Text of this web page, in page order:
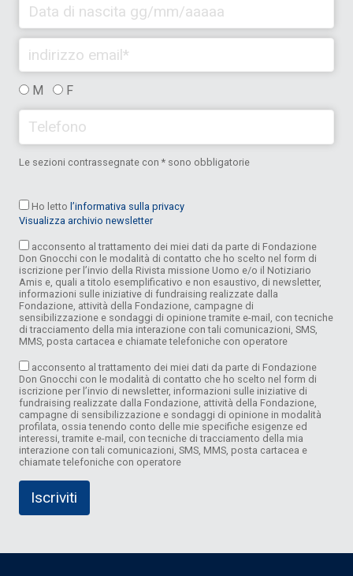
M F
Le sezioni contrassegnate con * sono obbligatorie
Ho letto l’informativa sulla privacy
Visualizza archivio newsletter
acconsento al trattamento dei miei dati da parte di Fondazione
Don Gnocchi con le modalità di contatto che ho scelto nel form di
iscrizione per l’invio della Rivista missione Uomo e/o il Notiziario
Amis e, quali a titolo esemplificativo e non esaustivo, di newsletter,
informazioni sulle iniziative di fundraising realizzate dalla
Fondazione, attività della Fondazione, campagne di
sensibilizzazione e sondaggi di opinione tramite e-mail, con tecniche
di tracciamento della mia interazione con tali comunicazioni, SMS,
MMS, posta cartacea e chiamate telefoniche con operatore
acconsento al trattamento dei miei dati da parte di Fondazione
Don Gnocchi con le modalità di contatto che ho scelto nel form di
iscrizione per l’invio di newsletter, informazioni sulle iniziative di
fundraising realizzate dalla Fondazione, attività della Fondazione,
campagne di sensibilizzazione e sondaggi di opinione in modalità
profilata, ossia tenendo conto delle mie specifiche esigenze ed
interessi, tramite e-mail, con tecniche di tracciamento della mia
interazione con tali comunicazioni, SMS, MMS, posta cartacea e
chiamate telefoniche con operatore